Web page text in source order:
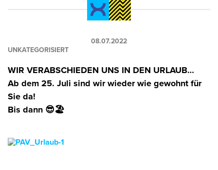
08.07.2022
UNKATEGORISIERT
WIR VERABSCHIEDEN UNS IN DEN URLAUB…
Ab dem 25. Juli sind wir wieder wie gewohnt für
Sie da!
Bis dann 😎🏖